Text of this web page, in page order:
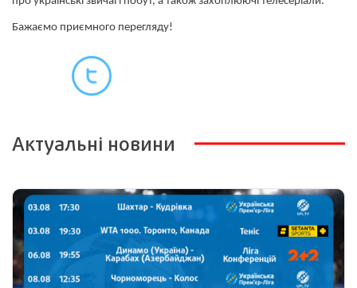
Бажаємо приємного перегляду!
Актуальні новини